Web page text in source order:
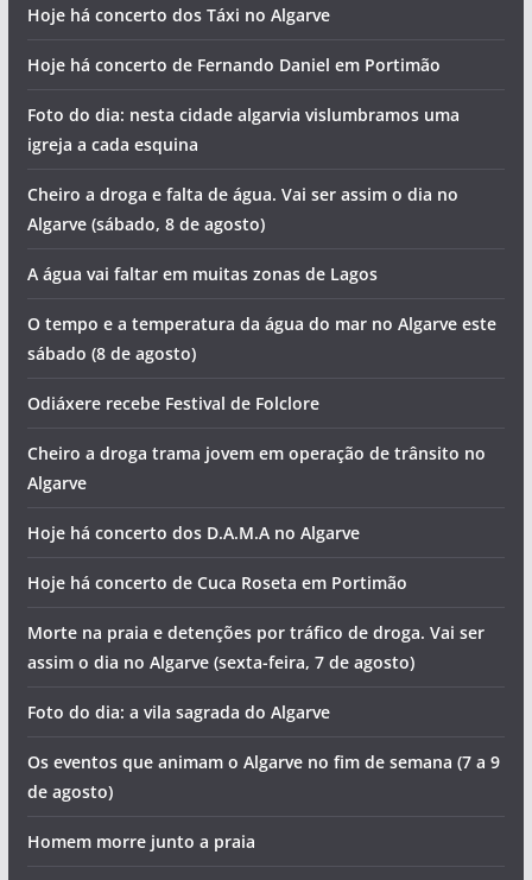
Hoje há concerto dos Táxi no Algarve
Hoje há concerto de Fernando Daniel em Portimão
Foto do dia: nesta cidade algarvia vislumbramos uma
igreja a cada esquina
Cheiro a droga e falta de água. Vai ser assim o dia no
Algarve (sábado, 8 de agosto)
A água vai faltar em muitas zonas de Lagos
O tempo e a temperatura da água do mar no Algarve este
sábado (8 de agosto)
Odiáxere recebe Festival de Folclore
Cheiro a droga trama jovem em operação de trânsito no
Algarve
Hoje há concerto dos D.A.M.A no Algarve
Hoje há concerto de Cuca Roseta em Portimão
Morte na praia e detenções por tráfico de droga. Vai ser
assim o dia no Algarve (sexta-feira, 7 de agosto)
Foto do dia: a vila sagrada do Algarve
Os eventos que animam o Algarve no fim de semana (7 a 9
de agosto)
Homem morre junto a praia